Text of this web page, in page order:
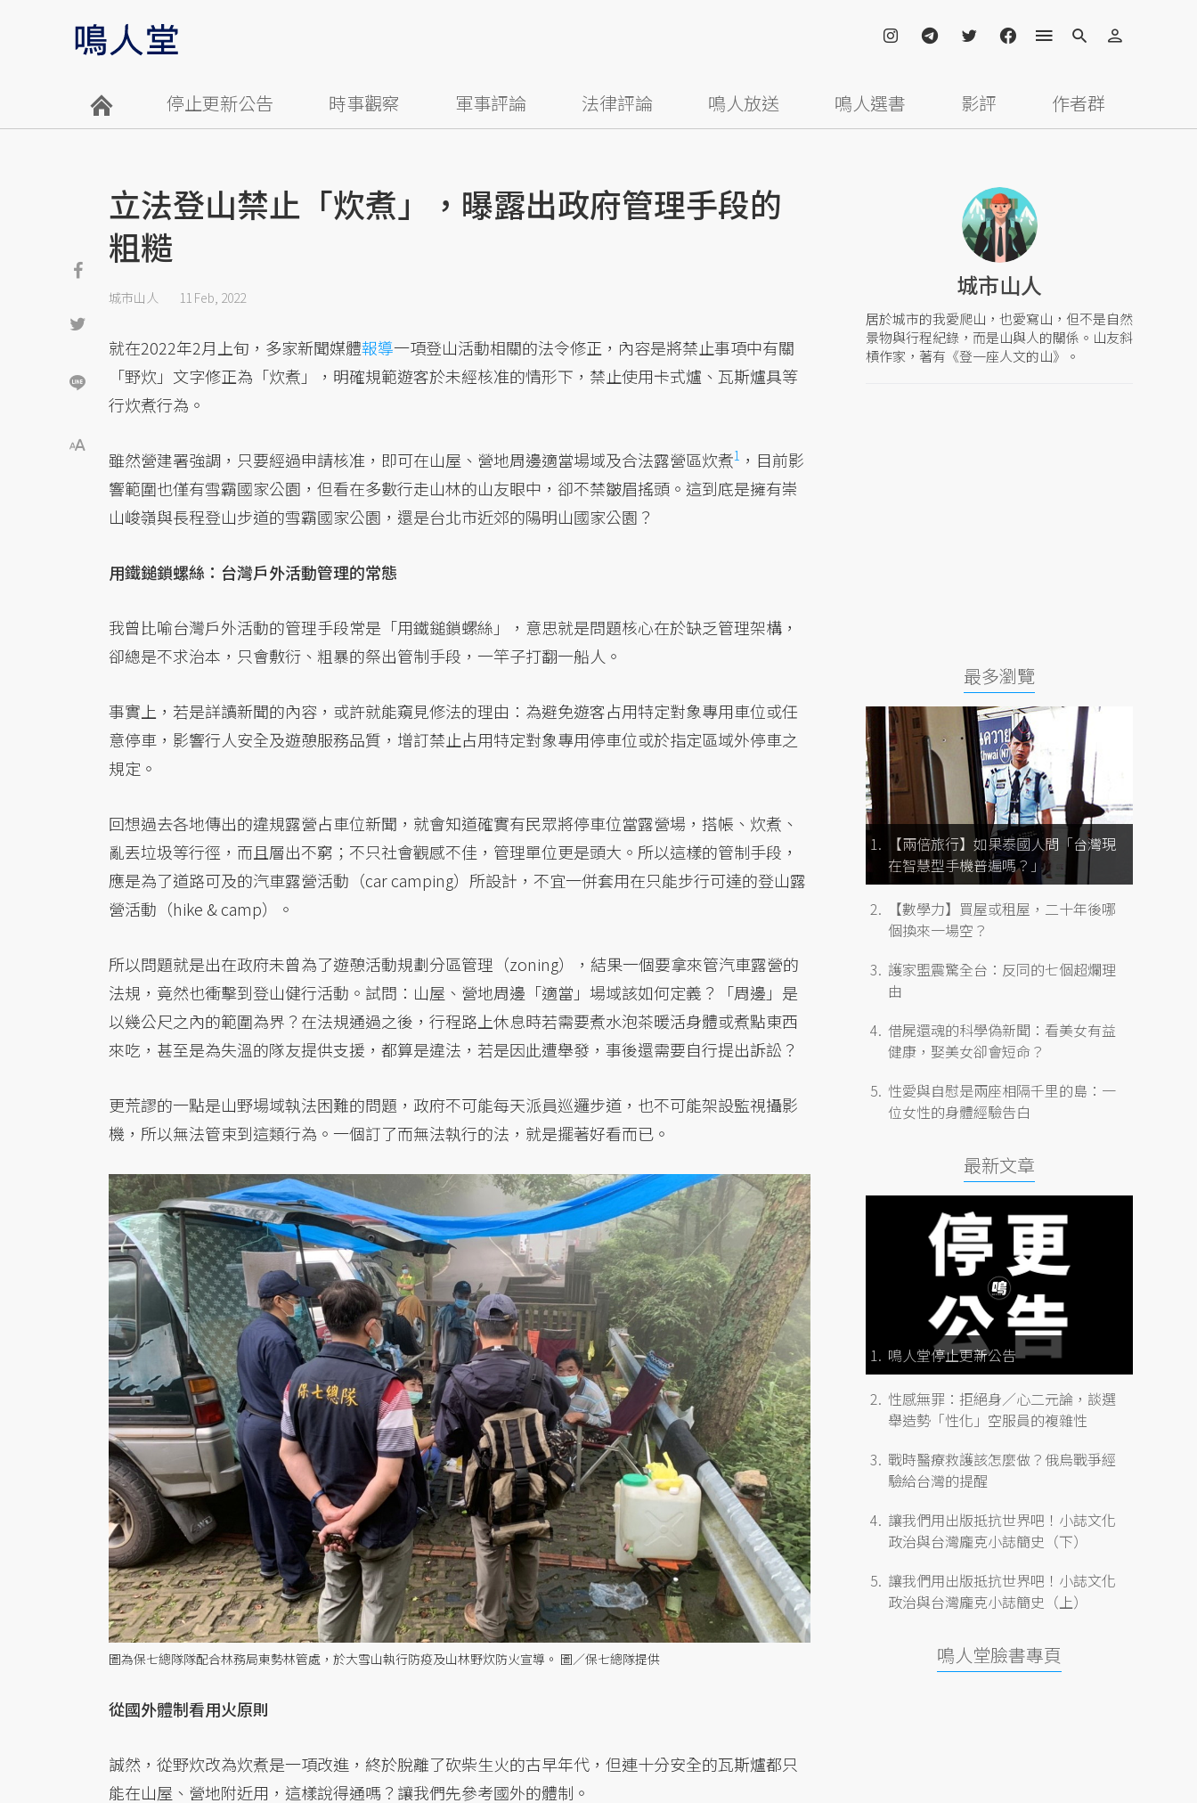
停止更新公告 時事觀察 軍事評論 法律評論 鳴人放送 鳴人選書 影評 作者群
立法登山禁止「炊煮」，曝露出政府管理手段的
粗糙
城市山人 11 Feb, 2022
就在2022年2月上旬，多家新聞媒體報導一項登山活動相關的法令修正，內容是將禁止事項中有關
「野炊」文字修正為「炊煮」，明確規範遊客於未經核准的情形下，禁止使用卡式爐、瓦斯爐具等
行炊煮行為。
雖然營建署強調，只要經過申請核准，即可在山屋、營地周邊適當場域及合法露營區炊煮1 ，目前影
響範圍也僅有雪霸國家公園，但看在多數行走山林的山友眼中，卻不禁皺眉搖頭。這到底是擁有崇
山峻嶺與長程登山步道的雪霸國家公園，還是台北市近郊的陽明山國家公園？
用鐵鎚鎖螺絲：台灣戶外活動管理的常態
我曾比喻台灣戶外活動的管理手段常是「用鐵鎚鎖螺絲」，意思就是問題核心在於缺乏管理架構，
卻總是不求治本，只會敷衍、粗暴的祭出管制手段，一竿子打翻一船人。
事實上，若是詳讀新聞的內容，或許就能窺見修法的理由：為避免遊客占用特定對象專用車位或任
意停車，影響行人安全及遊憩服務品質，增訂禁止占用特定對象專用停車位或於指定區域外停車之
規定。
回想過去各地傳出的違規露營占車位新聞，就會知道確實有民眾將停車位當露營場，搭帳、炊煮、
亂丟垃圾等行徑，而且層出不窮；不只社會觀感不佳，管理單位更是頭大。所以這樣的管制手段，
應是為了道路可及的汽車露營活動（car camping）所設計，不宜一併套用在只能步行可達的登山露
營活動（hike & camp）。
所以問題就是出在政府未曾為了遊憩活動規劃分區管理（zoning），結果一個要拿來管汽車露營的
法規，竟然也衝擊到登山健行活動。試問：山屋、營地周邊「適當」場域該如何定義？「周邊」是
以幾公尺之內的範圍為界？在法規通過之後，行程路上休息時若需要煮水泡茶暖活身體或煮點東西
來吃，甚至是為失溫的隊友提供支援，都算是違法，若是因此遭舉發，事後還需要自行提出訴訟？
更荒謬的一點是山野場域執法困難的問題，政府不可能每天派員巡邏步道，也不可能架設監視攝影
機，所以無法管束到這類行為。一個訂了而無法執行的法，就是擺著好看而已。
圖為保七總隊隊配合林務局東勢林管處，於大雪山執行防疫及山林野炊防火宣導。 圖／保七總隊提供
從國外體制看用火原則
誠然，從野炊改為炊煮是一項改進，終於脫離了砍柴生火的古早年代，但連十分安全的瓦斯爐都只
能在山屋、營地附近用，這樣說得通嗎？讓我們先參考國外的體制。
城市山人
居於城市的我愛爬山，也愛寫山，但不是自然
景物與行程紀錄，而是山與人的關係。山友斜
槓作家，著有《登一座人文的山》。
最多瀏覽
【兩倍旅行】如果泰國人問「台灣現
在智慧型手機普遍嗎？」
【數學力】買屋或租屋，二十年後哪
個換來一場空？
護家盟震驚全台：反同的七個超爛理
由
借屍還魂的科學偽新聞：看美女有益
健康，娶美女卻會短命？
性愛與自慰是兩座相隔千里的島：一
位女性的身體經驗告白
最新文章
鳴人堂停止更新公告
性感無罪：拒絕身／心二元論，談選
舉造勢「性化」空服員的複雜性
戰時醫療救護該怎麼做？俄烏戰爭經
驗給台灣的提醒
讓我們用出版抵抗世界吧！小誌文化
政治與台灣龐克小誌簡史（下）
讓我們用出版抵抗世界吧！小誌文化
政治與台灣龐克小誌簡史（上）
鳴人堂臉書專頁